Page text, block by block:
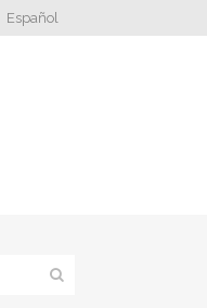
Español